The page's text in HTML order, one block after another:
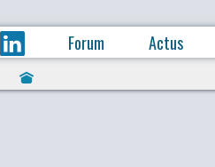
Forum Actus